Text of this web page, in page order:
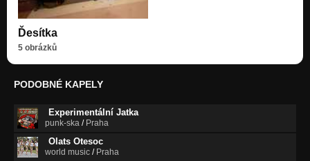
Ďesítka
5 obrázků
PODOBNÉ KAPELY
Experimentální Jatka
punk-ska / Praha
Olats Otesoc
world music / Praha